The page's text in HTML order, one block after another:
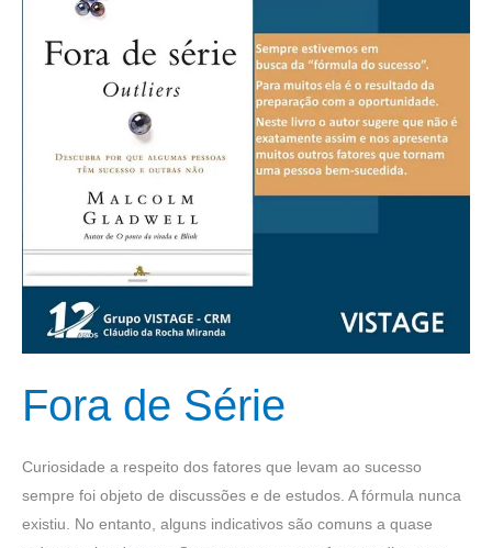
Fora de Série
Curiosidade a respeito dos fatores que levam ao sucesso
sempre foi objeto de discussões e de estudos. A fórmula nunca
existiu. No entanto, alguns indicativos são comuns a quase